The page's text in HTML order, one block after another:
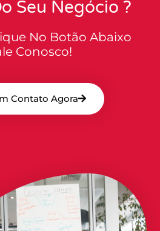
Seu Negócio ?
No Botão Abaixo
Conosco!
Contato Agora